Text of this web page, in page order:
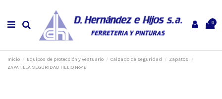
0
Inicio Equipos de protección y vestuario Calzado de seguridad
Zapatos
ZAPATILLA SEGURIDAD HELIO Nº46